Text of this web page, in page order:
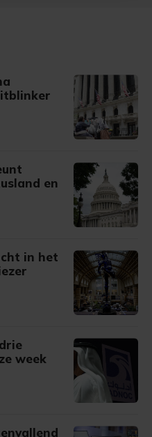
of intrekken.
en
in het
week